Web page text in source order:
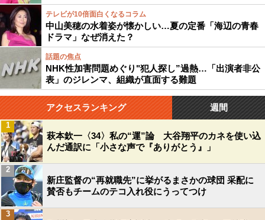
テレビが10倍面白くなるコラム
中山美穂の水着姿が懐かしい…夏の定番「海辺の青春
ドラマ」なぜ消えた？
話題の焦点
NHK性加害問題めぐり"犯人探し”過熱…「出演者非公
表」のジレンマ、組織が直面する難題
アクセスランキング 週間
萩本欽一〈34〉私の“運”論 大谷翔平のカネを使い込
んだ通訳に「小さな声で『ありがとう』」
1
新庄監督の“再就職先”に挙がるまさかの球団 采配に
賛否もチームのテコ入れ役にうってつけ
2
3